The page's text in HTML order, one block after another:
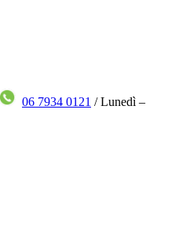
06 7934 0121 / Lunedì –